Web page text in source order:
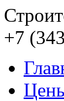
+7